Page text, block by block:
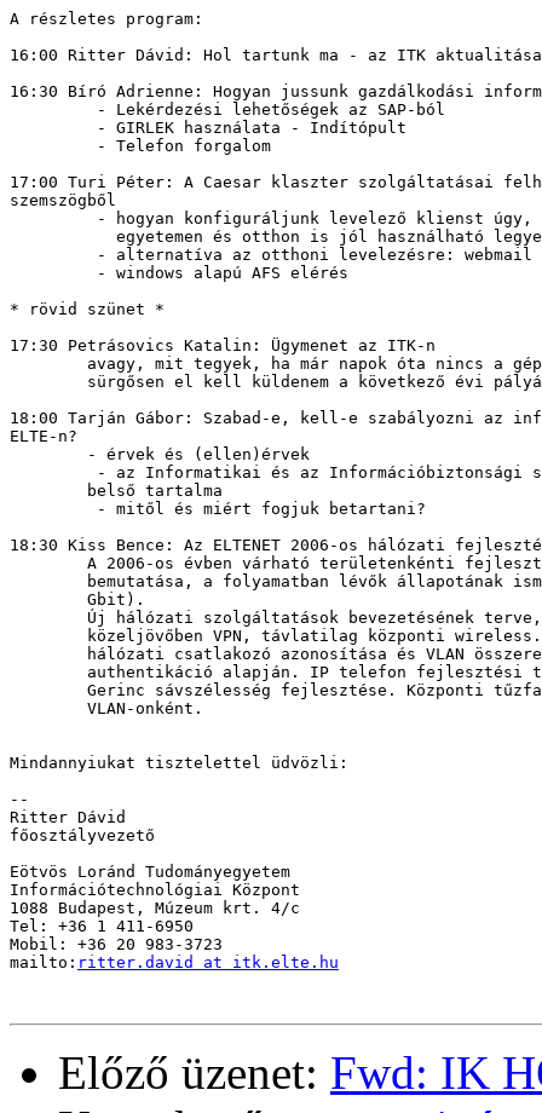
A részletes program:
16:00 Ritter Dávid: Hol tartunk ma - az ITK
16:30 Bíró Adrienne: Hogyan jussunk gazdálkodási
         - Lekérdezési lehetőségek az SAP-ból
         - GIRLEK használata - Indítópult
         - Telefon forgalom
17:00 Turi Péter: A Caesar klaszter szolgáltatásai
szemszögből
- hogyan konfiguráljunk levelező klienst úgy,
egyetemen és otthon is jól használható
         - alternatíva az otthoni levelezésre: webmail
         - windows alapú AFS elérés
* rövid szünet *
17:30 Petrásovics Katalin: Ügymenet az ITK-n
18:00 Tarján Gábor: Szabad-e, kell-e szabályozni az
ELTE-n?
- az Informatikai és az Információbiztonsági
         - mitől és miért fogjuk betartani?
18:30 Kiss Bence: Az ELTENET 2006-os hálózati
Mindannyiukat tisztelettel üdvözli:
--
Ritter Dávid
főosztályvezető
Eötvös Loránd Tudományegyetem
Információtechnológiai Központ
1088 Budapest, Múzeum krt. 4/c
Tel: +36 1 411-6950
Mobil: +36 20 983-3723
mailto: ritter.david at itk.elte.hu
Előző üzenet: Fwd: IK